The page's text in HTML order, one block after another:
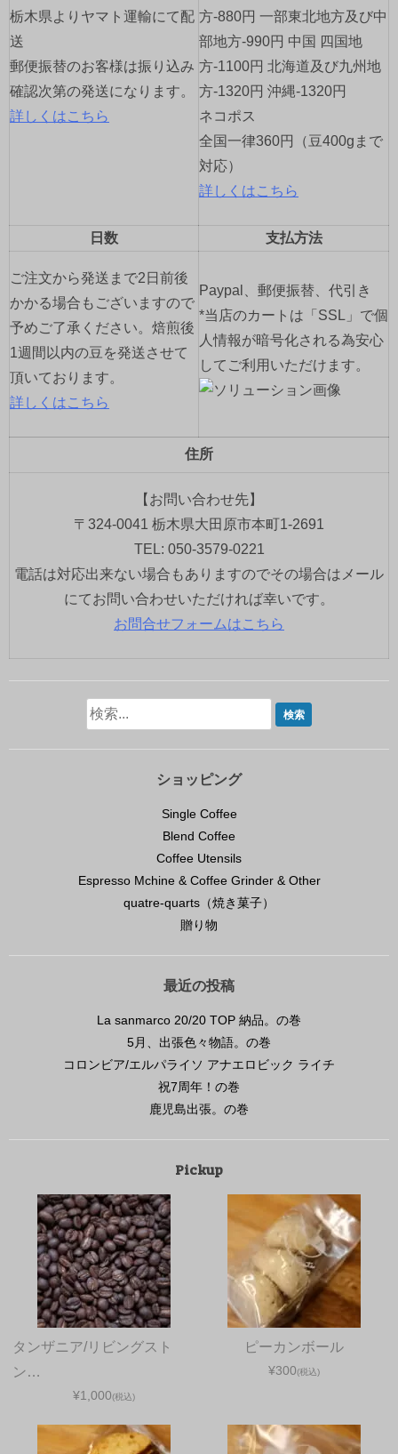
ン
栃木県よりヤマト運輸にて配
送
郵便振替のお客様は振り込み
確認次第の発送になります。
詳しくはこちら
方-880円 一部東北地方及び中
部地方-990円 中国 四国地
方-1100円 北海道及び九州地
方-1320円 沖縄-1320円
ネコポス
全国一律360円（豆400gまで
対応）
詳しくはこちら
日数 支払方法
ご注文から発送まで2日前後
かかる場合もございますので
予めご了承ください。焙煎後
1週間以内の豆を発送させて
頂いております。
詳しくはこちら
Paypal、郵便振替、代引き
*当店のカートは「SSL」で個
人情報が暗号化される為安心
してご利用いただけます。
住所
【お問い合わせ先】
〒324-0041 栃木県大田原市本町1-2691
TEL: 050-3579-0221
電話は対応出来ない場合もありますのでその場合はメール
にてお問い合わせいただければ幸いです。
お問合せフォームはこちら
ショッピング
Single Coffee
Blend Coffee
Coffee Utensils
Espresso Mchine & Coffee Grinder & Other
quatre-quarts（焼き菓子）
贈り物
最近の投稿
La sanmarco 20/20 TOP 納品。の巻
5月、出張色々物語。の巻
コロンビア/エルパライソ アナエロビック ライチ
祝7周年！の巻
鹿児島出張。の巻
Pickup
タンザニア/リビングスト
ン…
¥1,000(税込)
ピーカンボール
¥300(税込)